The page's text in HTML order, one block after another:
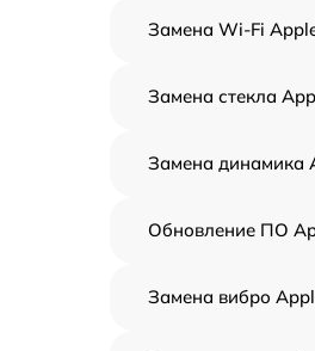
Замена Wi-Fi
Замена стекла
Замена динамика
Обновление ПО
Замена вибро